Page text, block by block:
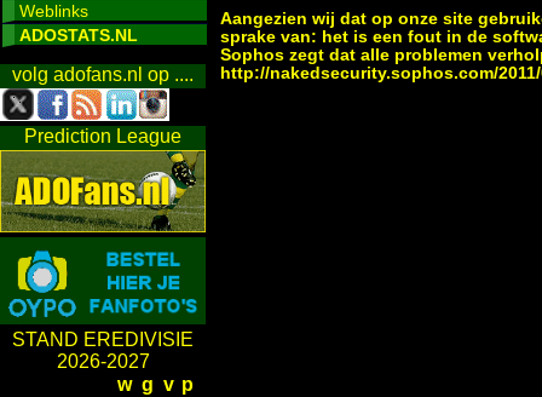
Weblinks
ADOSTATS.NL
volg adofans.nl op ....
Prediction League
STAND EREDIVISIE
2026-2027
w g v p
Aangezien wij dat op onze site
sprake van: het is een fout in de
Sophos zegt dat alle problemen
http://nakedsecurity.sophos.com/